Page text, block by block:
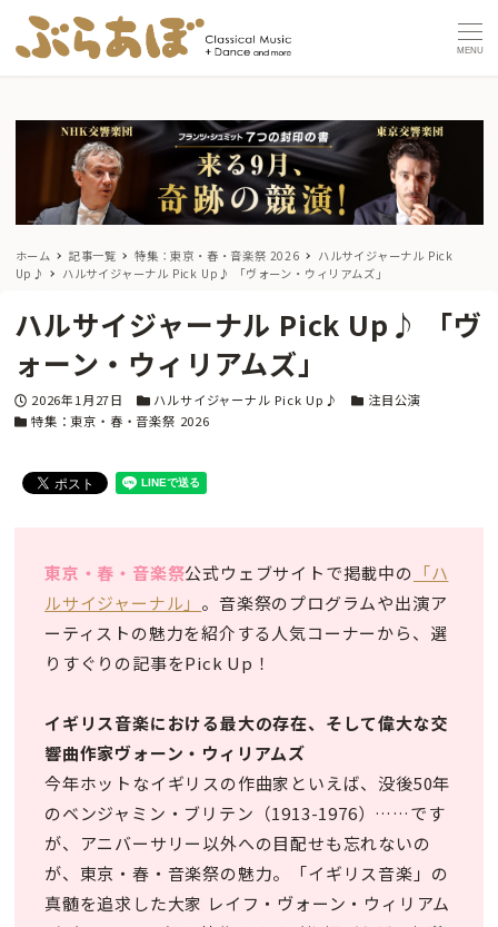
MENU
ホーム 記事一覧 特集：東京・春・音楽祭 2026
ハルサイジャーナル Pick
Up♪
ハルサイジャーナル Pick Up♪ 「ヴォーン・ウィリアムズ」
ハルサイジャーナル Pick Up♪ 「ヴ
ォーン・ウィリアムズ」
投稿日
2026年1月27日 カテゴリー
ハルサイジャーナル Pick Up♪ カテゴリー
注目公演
カテゴリー
特集：東京・春・音楽祭 2026
東京・春・音楽祭公式ウェブサイトで掲載中の 「ハ
ルサイジャーナル」 。音楽祭のプログラムや出演ア
ーティストの魅力を紹介する人気コーナーから、選
りすぐりの記事をPick Up！
イギリス音楽における最大の存在、そして偉大な交
響曲作家ヴォーン・ウィリアムズ
今年ホットなイギリスの作曲家といえば、没後50年
のベンジャミン・ブリテン（1913-1976）……です
が、アニバーサリー以外への目配せも忘れないの
が、東京・春・音楽祭の魅力。「イギリス音楽」の
真髄を追求した大家 レイフ・ヴォーン・ウィリアム